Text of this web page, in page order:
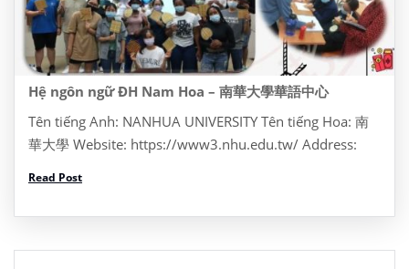
Hệ ngôn ngữ ĐH Nam Hoa – 南華大學華語中心
Tên tiếng Anh: NANHUA UNIVERSITY Tên tiếng Hoa: 南
華大學 Website: https://www3.nhu.edu.tw/ Address:
Village, Dalin Township, Chiayi County, Đài Loan 622
Tel: +886 5 272 1001 Thông […]
Read Post